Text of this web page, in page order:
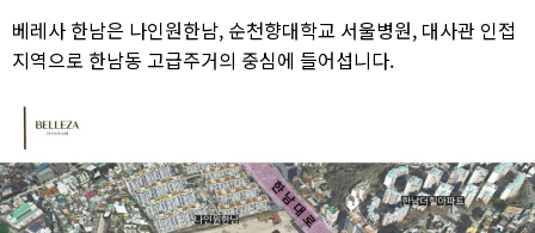
베레사 한남은 나인원한남, 순천향대학교 서울병원, 대사관 인접
지역으로 한남동 고급주거의 중심에 들어섭니다.